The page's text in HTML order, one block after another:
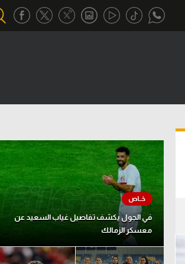
تحقيق في الجول
تقرير في الجول
تحليل في الجول
حكايات في الجول
كويز في الجول
فيديو في الجول
في الجول يكشف تفاصيل غياب السعيد عن
معسكر الزمالك